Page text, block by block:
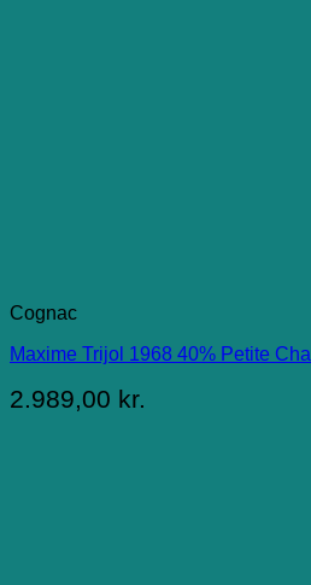
Cognac
Maxime Trijol 1968 40% Petite
2.989,00 kr.